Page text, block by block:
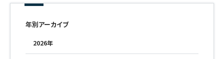
年別アーカイブ
2026年